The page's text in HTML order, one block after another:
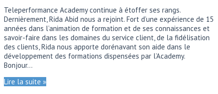
Teleperformance Academy continue à étoffer ses rangs.
Dernièrement, Rida Abid nous a rejoint. Fort d’une expérience de 15
années dans l’animation de formation et de ses connaissances et
savoir-faire dans les domaines du service client, de la fidélisation
des clients, Rida nous apporte dorénavant son aide dans le
développement des formations dispensées par l’Academy.
Bonjour…
Lire la suite »